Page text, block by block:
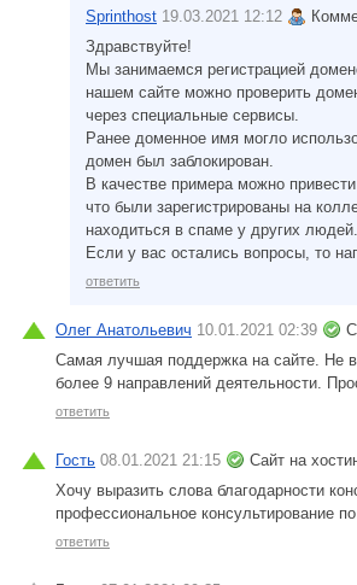
Sprinthost 19.03.2021 12:12
Здравствуйте!
Мы занимаемся регистрацией
нашем сайте можно проверить
через специальные сервисы.
Ранее доменное имя могло
домен был заблокирован.
В качестве примера можно
что были зарегистрированы на
находиться в спаме у других людей.
Если у вас остались вопросы, то
ответить
Олег Анатольевич 10.01.2021 02:39
Самая лучшая поддержка на сайте. Не
более 9 направлений деятельности.
ответить
Гость 08.01.2021 21:15 Сайт на
Хочу выразить слова благодарности
профессиональное консультирование
ответить